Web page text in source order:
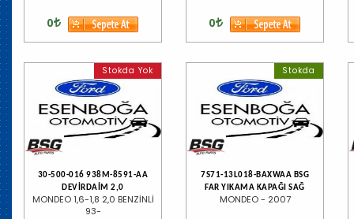
0 0
Stokda Yok
30-500-016 938M-8591-AA
DEVİRDAİM 2,0
MONDEO 1,6-1,8 2,0 BENZİNLİ
93-
Stokda
7S71-13L018-BAXWAA BSG
FAR YIKAMA KAPAĞI SAĞ
MONDEO - 2007